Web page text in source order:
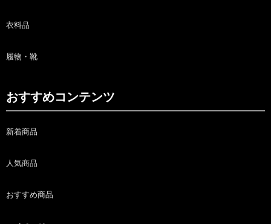
衣料品
履物・靴
おすすめコンテンツ
新着商品
人気商品
おすすめ商品